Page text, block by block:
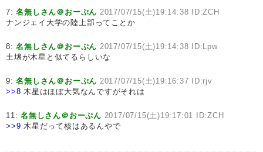
7:名無しさん＠おーぷん 2017/07/15(土)19:14:38 ID:ZCH
ナンジェイ大学の陸上部ってことか
8:名無しさん＠おーぷん 2017/07/15(土)19:14:38 ID:Lpw
土壌が木星と似てるらしいな
9:名無しさん＠おーぷん 2017/07/15(土)19:16:37 ID:rjv
>>8 木星はほぼ大気なんですがそれは
11:名無しさん＠おーぷん 2017/07/15(土)19:17:01 ID:ZCH
>>9 木星だって核はあるんやで